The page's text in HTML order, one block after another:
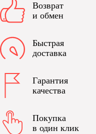
Возврат
и обмен
Быстрая
доставка
Гарантия
качества
Покупка
в один клик